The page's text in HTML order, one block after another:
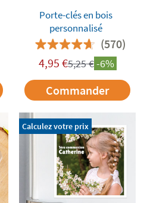
Porte-clés en bois
personnalisé
(570)
4,95 €5,25€-6%
Commander
Calculez votre prix